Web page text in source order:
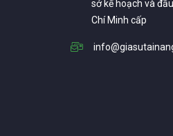
sở kế hoạch và
Chí Minh cấp